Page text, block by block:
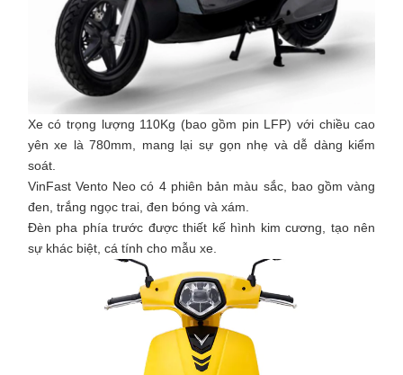
Xe có trọng lượng 110Kg (bao gồm pin LFP) với chiều cao
yên xe là 780mm, mang lại sự gọn nhẹ và dễ dàng kiểm
soát.
VinFast Vento Neo có 4 phiên bản màu sắc, bao gồm vàng
đen, trắng ngọc trai, đen bóng và xám.
Đèn pha phía trước được thiết kế hình kim cương, tạo nên
sự khác biệt, cá tính cho mẫu xe.